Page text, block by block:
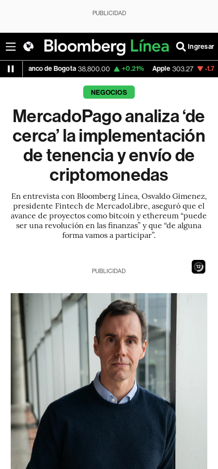
PUBLICIDAD
Ingresar
de Bogota 38,800.00 +0.21% Apple 303.27 -1.74% USD
NEGOCIOS
MercadoPago analiza ‘de
cerca’ la implementación
de tenencia y envío de
criptomonedas
En entrevista con Bloomberg Línea, Osvaldo Gimenez,
presidente Fintech de MercadoLibre, aseguró que el
avance de proyectos como bitcoin y ethereum “puede
ser una revolución en las finanzas” y que “de alguna
forma vamos a participar”.
10
PUBLICIDAD